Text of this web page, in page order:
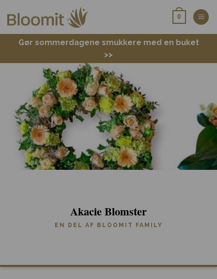
0
Gør sommerdagene smukkere med en buket
>>
Akacie Blomster
EN DEL AF BLOOMIT FAMILY